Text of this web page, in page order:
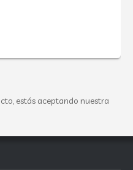
estás aceptando nuestra